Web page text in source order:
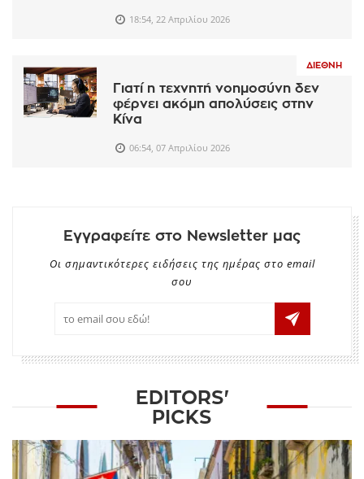
18:54, 22 Απριλίου 2026
ΔΙΕΘΝΉ
Γιατί η τεχνητή νοημοσύνη δεν
φέρνει ακόμη απολύσεις στην
Κίνα
06:54, 07 Απριλίου 2026
Εγγραφείτε στο Newsletter μας
Οι σημαντικότερες ειδήσεις της ημέρας στο email
σου
EDITORS'
PICKS